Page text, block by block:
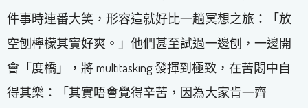
件事時連番大笑，形容這就好比一趟冥想之旅：「放
空刨檸檬其實好爽。」他們甚至試過一邊刨，一邊開
會「度橋」，將 multitasking 發揮到極致，在苦悶中自
得其樂：「其實唔會覺得辛苦，因為大家肯一齊